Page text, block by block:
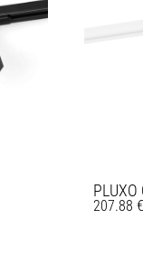
PLUXO
207.88€